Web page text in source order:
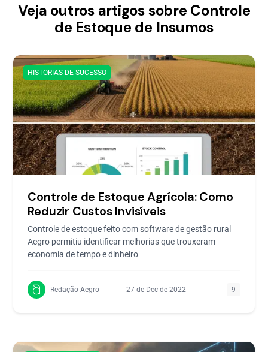
Veja outros artigos sobre Controle
de Estoque de Insumos
HISTORIAS DE SUCESSO
Controle de Estoque Agrícola: Como
Reduzir Custos Invisíveis
Controle de estoque feito com software de gestão rural
Aegro permitiu identificar melhorias que trouxeram
economia de tempo e dinheiro
Redação Aegro 27 de Dec de 2022 9